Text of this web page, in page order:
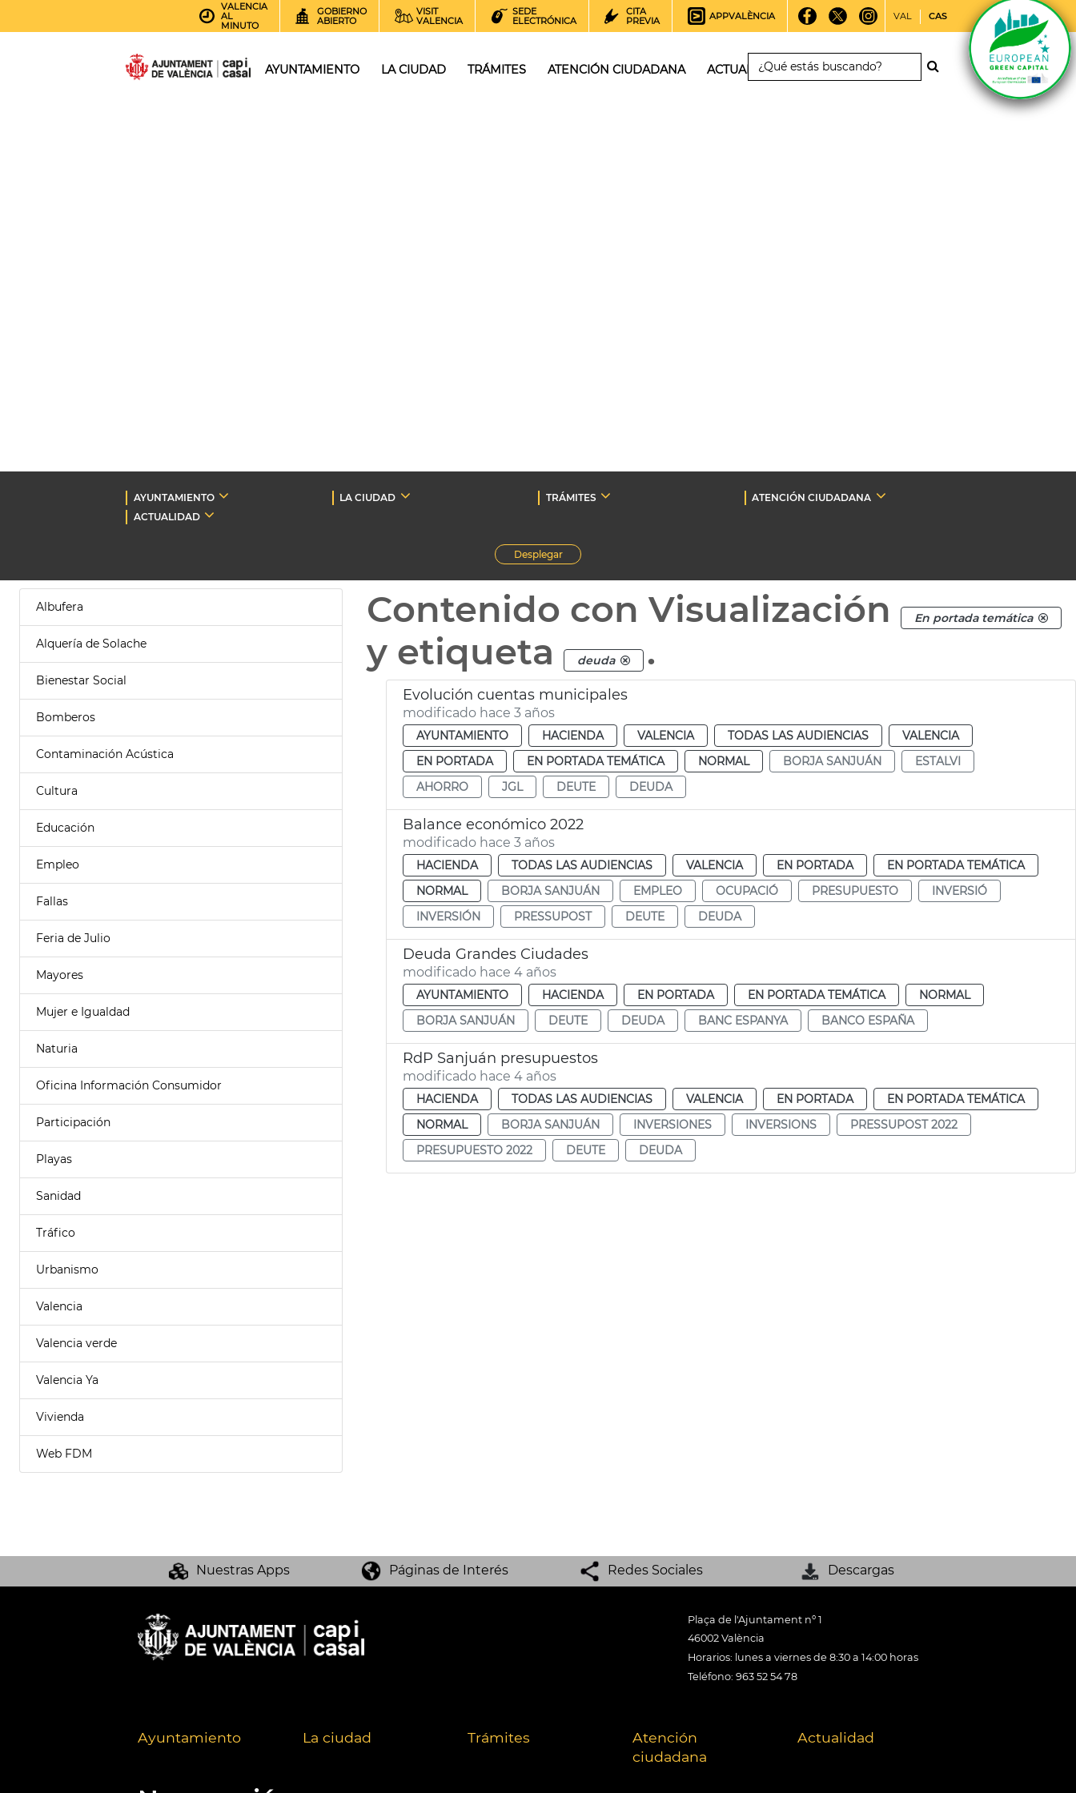
VALENCIA
AL
MINUTO
GOBIERNO
ABIERTO
VISIT
VALENCIA
SEDE
ELECTRÓNICA
CITA
PREVIA
APPVALÈNCIA VAL CAS
AYUNTAMIENTO LA CIUDAD TRÁMITES ATENCIÓN CIUDADANA ACTUALIDAD
AYUNTAMIENTO LA CIUDAD TRÁMITES
ATENCIÓN CIUDADANA
ACTUALIDAD
Desplegar
Albufera
Alquería de Solache
Bienestar Social
Bomberos
Contaminación Acústica
Cultura
Educación
Empleo
Fallas
Feria de Julio
Mayores
Mujer e Igualdad
Naturia
Oficina Información Consumidor
Participación
Playas
Sanidad
Tráfico
Urbanismo
Valencia
Valencia verde
Valencia Ya
Vivienda
Web FDM
Contenido con Visualización En portada temática
y etiqueta deuda .
Evolución cuentas municipales
modificado hace 3 años
AYUNTAMIENTO HACIENDA VALENCIA TODAS LAS AUDIENCIAS
VALENCIA
EN PORTADA
EN PORTADA TEMÁTICA NORMAL BORJA SANJUÁN
ESTALVI
AHORRO
JGL DEUTE DEUDA
Balance económico 2022
modificado hace 3 años
HACIENDA TODAS LAS AUDIENCIAS VALENCIA EN PORTADA
EN PORTADA TEMÁTICA
NORMAL
BORJA SANJUÁN EMPLEO OCUPACIÓ PRESUPUESTO
INVERSIÓ
INVERSIÓN
PRESSUPOST DEUTE DEUDA
Deuda Grandes Ciudades
modificado hace 4 años
AYUNTAMIENTO HACIENDA EN PORTADA EN PORTADA TEMÁTICA
NORMAL
BORJA SANJUÁN
DEUTE DEUDA BANC ESPANYA BANCO ESPAÑA
RdP Sanjuán presupuestos
modificado hace 4 años
HACIENDA TODAS LAS AUDIENCIAS VALENCIA EN PORTADA
EN PORTADA TEMÁTICA
NORMAL
BORJA SANJUÁN INVERSIONES INVERSIONS
PRESSUPOST 2022
PRESUPUESTO 2022
DEUTE DEUDA
Nuestras Apps Páginas de Interés Redes Sociales Descargas
Plaça de l'Ajuntament nº 1
46002 València
Horarios: lunes a viernes de 8:30 a 14:00 horas
Teléfono: 963 52 54 78
Ayuntamiento La ciudad Trámites
Atención
ciudadana
Actualidad